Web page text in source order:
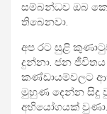
සම්බන්ධව ඔබ
තිබෙනවා.
අප රට සුළි
දුන්නා. ජන
කණ්ඩායම්වලට
මුහුණ දෙන්න සිදු
අභියෝගයක් වුණා.